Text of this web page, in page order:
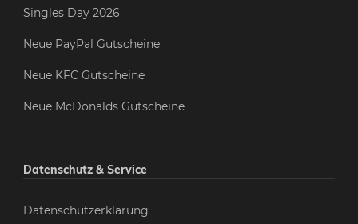
Singles Day 2026
Neue PayPal Gutscheine
Neue KFC Gutscheine
Neue McDonalds Gutscheine
Datenschutz & Service
Datenschutzerklärung